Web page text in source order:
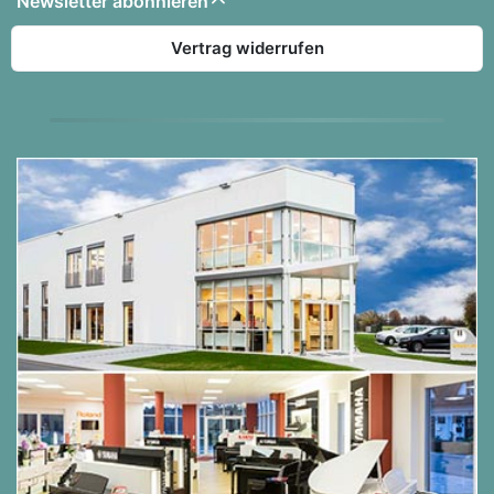
perfekte Kontrolle beim Pianissimo-Spiel
ausgestattet, die dem Spieler durch eine
rutschfeste Oberfläche mehr Sicherheit und eine
hervorragende Spielkontrolle bieten.
Einige der neuen Features & Verbesserungen des
CA701:
• Grand Feel III Holztastatur
• Neue SK-EX Competition Grand Piano Sounds
• Premium Audio Komponenten
• High Performance 6-Lautsprecher System mit
360° Diffusoren
• Integrierte Bluetooth® MIDI und Audio Ver. 5
Vertrag widerrufen